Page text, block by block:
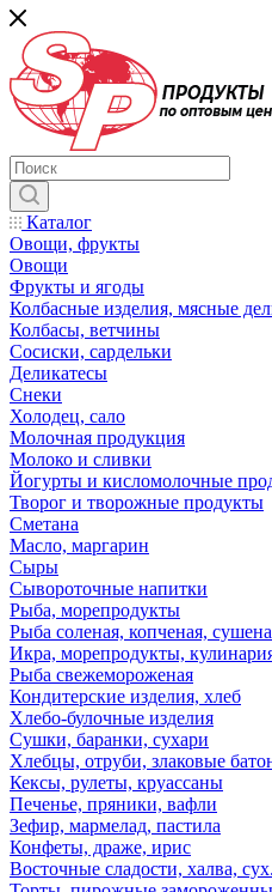
Каталог
Овощи, фрукты
Овощи
Фрукты и ягоды
Колбасные изделия, мясные
Колбасы, ветчины
Сосиски, сардельки
Деликатесы
Снеки
Холодец, сало
Молочная продукция
Молоко и сливки
Йогурты и кисломолочные
Творог и творожные продукты
Сметана
Масло, маргарин
Сыры
Сывороточные напитки
Рыба, морепродукты
Рыба соленая, копченая,
Икра, морепродукты,
Рыба свежемороженая
Кондитерские изделия, хлеб
Хлебо-булочные изделия
Сушки, баранки, сухари
Хлебцы, отруби, злаковые
Кексы, рулеты, круассаны
Печенье, пряники, вафли
Зефир, мармелад, пастила
Конфеты, драже, ирис
Восточные сладости, халва,